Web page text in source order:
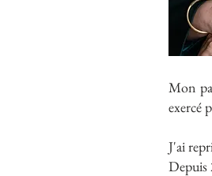
​Mon
exercé
J'ai
​Depuis